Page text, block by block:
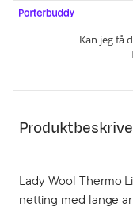
Kan jeg få
Lady Wool Thermo
netting med lange